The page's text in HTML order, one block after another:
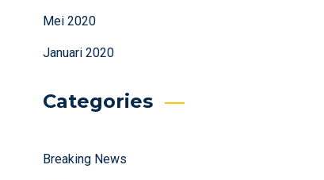
Mei 2020
Januari 2020
Categories
Breaking News